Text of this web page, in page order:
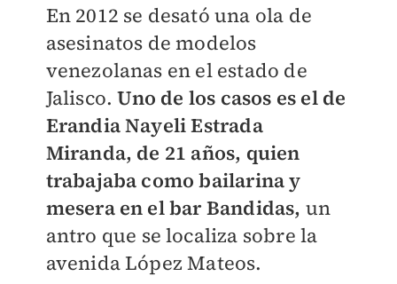
En 2012 se desató una ola de
asesinatos de modelos
venezolanas en el estado de
Jalisco.Uno de los casos es el de
Erandia Nayeli Estrada
Miranda, de 21 años, quien
trabajaba como bailarina y
mesera en el bar Bandidas, un
antro que se localiza sobre la
avenida López Mateos.